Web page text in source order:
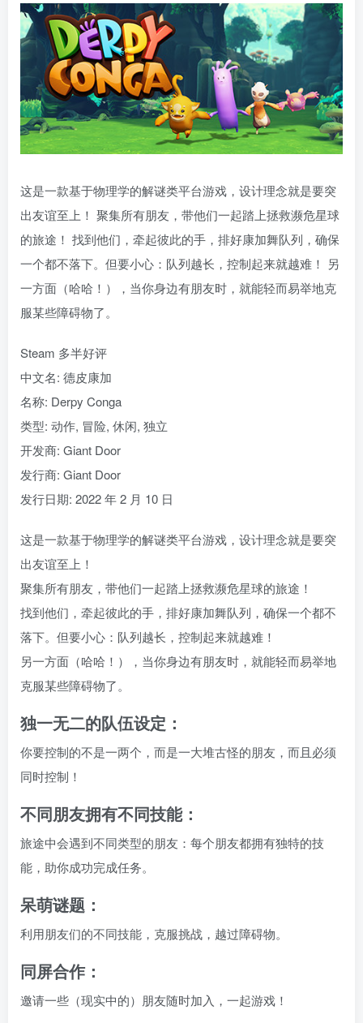
这是一款基于物理学的解谜类平台游戏，设计理念就是要突
出友谊至上！ 聚集所有朋友，带他们一起踏上拯救濒危星球
的旅途！ 找到他们，牵起彼此的手，排好康加舞队列，确保
一个都不落下。但要小心：队列越长，控制起来就越难！ 另
一方面（哈哈！），当你身边有朋友时，就能轻而易举地克
服某些障碍物了。
Steam 多半好评
中文名: 德皮康加
名称: Derpy Conga
类型: 动作, 冒险, 休闲, 独立
开发商: Giant Door
发行商: Giant Door
发行日期: 2022 年 2 月 10 日
这是一款基于物理学的解谜类平台游戏，设计理念就是要突
出友谊至上！
聚集所有朋友，带他们一起踏上拯救濒危星球的旅途！
找到他们，牵起彼此的手，排好康加舞队列，确保一个都不
落下。但要小心：队列越长，控制起来就越难！
另一方面（哈哈！），当你身边有朋友时，就能轻而易举地
克服某些障碍物了。
独一无二的队伍设定：
你要控制的不是一两个，而是一大堆古怪的朋友，而且必须
同时控制！
不同朋友拥有不同技能：
旅途中会遇到不同类型的朋友：每个朋友都拥有独特的技
能，助你成功完成任务。
呆萌谜题：
利用朋友们的不同技能，克服挑战，越过障碍物。
同屏合作：
邀请一些（现实中的）朋友随时加入，一起游戏！